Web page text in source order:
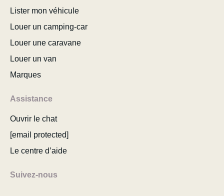
Lister mon véhicule
Louer un camping-car
Louer une caravane
Louer un van
Marques
Assistance
Ouvrir le chat
[email protected]
Le centre d’aide
Suivez-nous